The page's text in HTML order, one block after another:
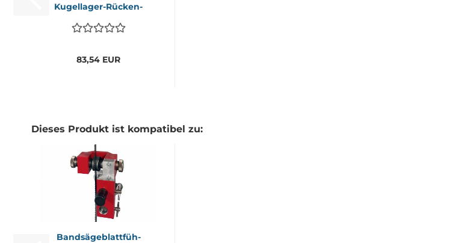
Kugellager-​​Rü­cken­
83,54 EUR
Dieses Produkt ist kompatibel zu:
Band­sä­ge­blatt­füh­